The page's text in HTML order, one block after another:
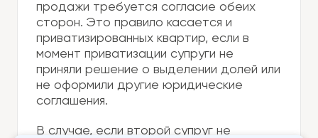
продажи требуется согласие обеих
сторон. Это правило касается и
приватизированных квартир, если в
момент приватизации супруги не
приняли решение о выделении долей или
не оформили другие юридические
соглашения.
В случае, если второй супруг не